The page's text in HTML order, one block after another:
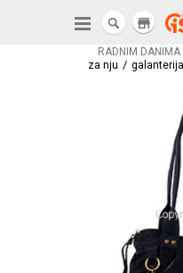
RADNIM
store
za nju / galanterija